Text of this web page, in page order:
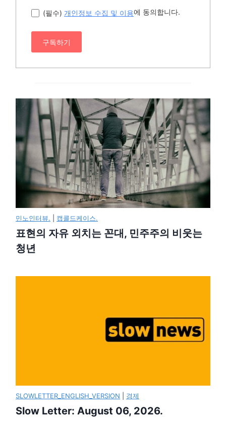
(필수) 개인정보 수집 및 이용에 동의합니다.
구독하기
민노인터뷰. 캡콜드케이스.
표현의 자유 외치는 꼰대, 민주주의 비웃는
청년
SLOWLETTER_ENGLISH_VERSION 경제
Slow Letter: August 06, 2026.